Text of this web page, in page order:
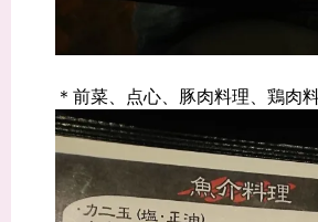
＊前菜、点心、豚肉料理、鶏肉